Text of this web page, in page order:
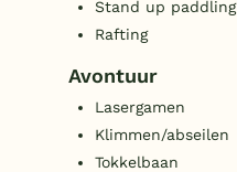
Stand up paddling
Rafting
Avontuur
Lasergamen
Klimmen/abseilen
Tokkelbaan